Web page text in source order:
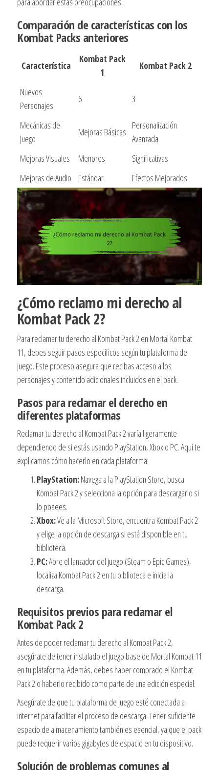
Comparación de características con los
Kombat Packs anteriores
Característica
Kombat Pack
1
Kombat Pack 2
Nuevos
Personajes
6 3
Mecánicas de
Juego
Mejoras Básicas
Personalización
Avanzada
Mejoras Visuales
Menores
Significativas
Mejoras de Audio
Estándar Efectos Mejorados
¿Cómo reclamo mi derecho al
Kombat Pack 2?
Para reclamar tu derecho al Kombat Pack 2 en Mortal Kombat
11, debes seguir pasos específicos según tu plataforma de
juego. Este proceso asegura que recibas acceso a los
personajes y contenido adicionales incluidos en el pack.
Pasos para reclamar el derecho en
diferentes plataformas
Reclamar tu derecho al Kombat Pack 2 varía ligeramente
dependiendo de si estás usando PlayStation, Xbox o PC. Aquí te
explicamos cómo hacerlo en cada plataforma:
PlayStation:Navega a la PlayStation Store, busca
Kombat Pack 2 y selecciona la opción para descargarlo si
lo posees.
Xbox:Ve a la Microsoft Store, encuentra Kombat Pack 2
y elige la opción de descarga si está disponible en tu
biblioteca.
PC:Abre el lanzador del juego (Steam o Epic Games),
localiza Kombat Pack 2 en tu biblioteca e inicia la
descarga.
Requisitos previos para reclamar el
Kombat Pack 2
Antes de poder reclamar tu derecho al Kombat Pack 2,
asegúrate de tener instalado el juego base de Mortal Kombat 11
en tu plataforma. Además, debes haber comprado el Kombat
Pack 2 o haberlo recibido como parte de una edición especial.
Asegúrate de que tu plataforma de juego esté conectada a
internet para facilitar el proceso de descarga. Tener suficiente
espacio de almacenamiento también es esencial, ya que el pack
puede requerir varios gigabytes de espacio en tu dispositivo.
Solución de problemas comunes al